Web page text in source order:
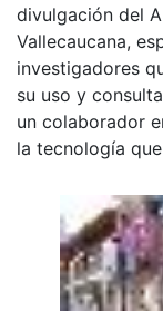
divulgación del
Vallecaucana,
investigadores
su uso y
un colaborador
la tecnología